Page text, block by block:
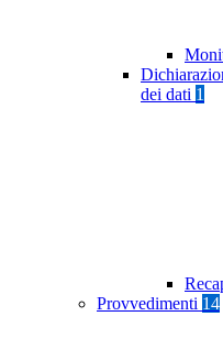
dei dati 1
Provvedimenti 14